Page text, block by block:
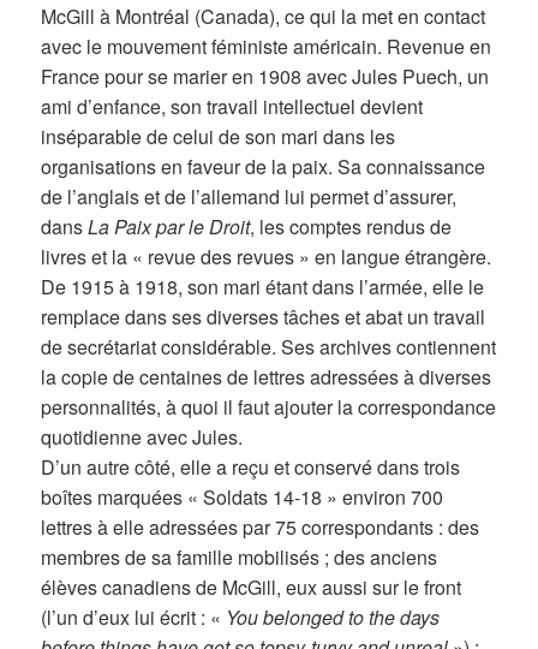
McGill à Montréal (Canada), ce qui la met en contact
avec le mouvement féministe américain. Revenue en
France pour se marier en 1908 avec Jules Puech, un
ami d’enfance, son travail intellectuel devient
inséparable de celui de son mari dans les
organisations en faveur de la paix. Sa connaissance
de l’anglais et de l’allemand lui permet d’assurer,
dansLa Paix par le Droit, les comptes rendus de
livres et la « revue des revues » en langue étrangère.
De 1915 à 1918, son mari étant dans l’armée, elle le
remplace dans ses diverses tâches et abat un travail
de secrétariat considérable. Ses archives contiennent
la copie de centaines de lettres adressées à diverses
personnalités, à quoi il faut ajouter la correspondance
quotidienne avec Jules.
D’un autre côté, elle a reçu et conservé dans trois
boîtes marquées « Soldats 14-18 » environ 700
lettres à elle adressées par 75 correspondants : des
membres de sa famille mobilisés ; des anciens
élèves canadiens de McGill, eux aussi sur le front
(l’un d’eux lui écrit : « You belonged to the days